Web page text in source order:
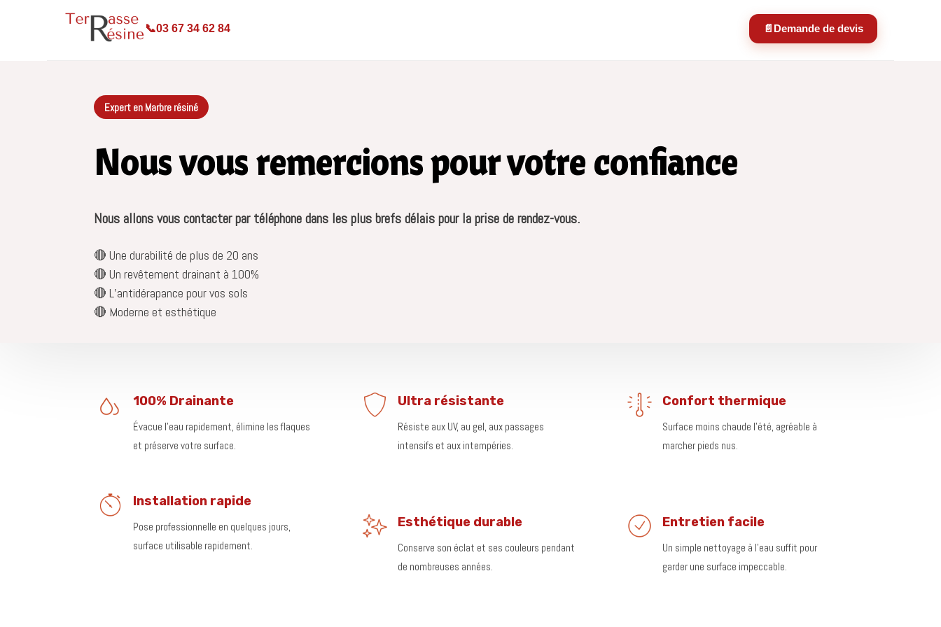
📞03 67 34 62 84 📄 Demande de devis
Expert en Marbre résiné
Nous vous remercions pour votre confiance
Nous allons vous contacter par téléphone dans les plus brefs délais pour la prise de rendez-vous.
🔴 Une durabilité de plus de 20 ans
🔴 Un revêtement drainant à 100%
🔴 L’antidérapance pour vos sols
🔴 Moderne et esthétique
100% Drainante
Évacue l’eau rapidement, élimine les flaques
et préserve votre surface.
Installation rapide
Pose professionnelle en quelques jours,
surface utilisable rapidement.
Ultra résistante
Résiste aux UV, au gel, aux passages
intensifs et aux intempéries.
Esthétique durable
Conserve son éclat et ses couleurs pendant
de nombreuses années.
Confort thermique
Surface moins chaude l’été, agréable à
marcher pieds nus.
Entretien facile
Un simple nettoyage à l’eau suffit pour
garder une surface impeccable.